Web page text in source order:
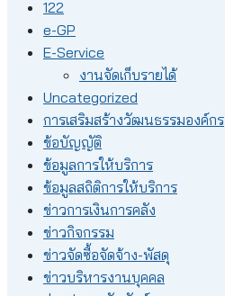
122
e-GP
E-Service
งานจัดเก็บรายได้
Uncategorized
การเสริมสร้างวัฒนธรรมองค์กร
ข้อบัญญัติ
ข้อมูลการให้บริการ
ข้อมูลสถิติการให้บริการ
ข่าวการเงินการคลัง
ข่าวกิจกรรม
ข่าวจัดซื้อจัดจ้าง-พัสดุ
ข่าวบริหารงานบุคคล